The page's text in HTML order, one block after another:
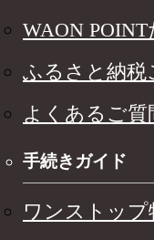
WAON
ふるさと納税
よくあるご質
手続きガイド
ワンストップ